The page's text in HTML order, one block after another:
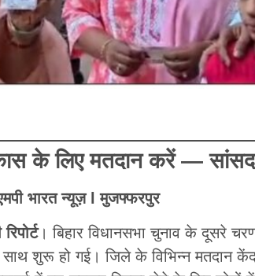
के लिए मतदान करें —
भारत न्यूज़ l मुजफ्फरपुर
। बिहार विधानसभा चुनाव के दूसरे
शुरू हो गई। जिले के विभिन्न मतदान